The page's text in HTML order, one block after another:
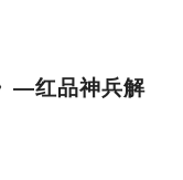
—红品神兵解